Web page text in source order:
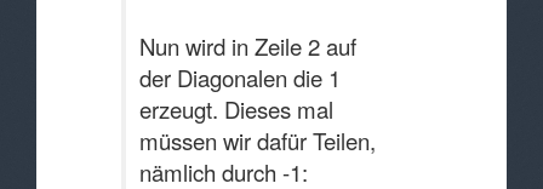
Nun wird in Zeile 2 auf
der Diagonalen die 1
erzeugt. Dieses mal
müssen wir dafür Teilen,
nämlich durch -1: